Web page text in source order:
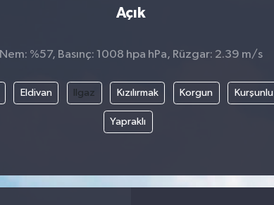
Açık
Nem: %57, Basınç: 1008 hpa hPa, Rüzgar: 2.39 m/s
Eldivan Ilgaz Kızılırmak Korgun Kurşunlu
Yapraklı